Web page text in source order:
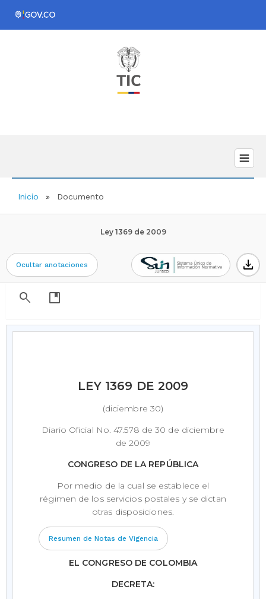
Inicio Documento
Ley 1369 de 2009
Ocultar anotaciones
download
search
developer_guide
LEY 1369 DE 2009
(diciembre 30)
Diario Oficial No. 47.578 de 30 de diciembre
de 2009
CONGRESO DE LA REPÚBLICA
Por medio de la cual se establece el
régimen de los servicios postales y se dictan
otras disposiciones.
Resumen de Notas de Vigencia
EL CONGRESO DE COLOMBIA
DECRETA: